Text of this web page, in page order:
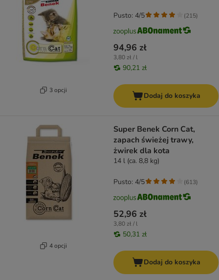
3 opcji
94,96 zł
3,80 zł / l
90,21 zł
Pusto: 4/5 (215)
Dodaj do koszyka
4 opcji
Super Benek Corn Cat,
zapach świeżej trawy,
żwirek dla kota
14 l (ca. 8,8 kg)
52,96 zł
3,80 zł / l
50,31 zł
Pusto: 4/5 (613)
Dodaj do koszyka